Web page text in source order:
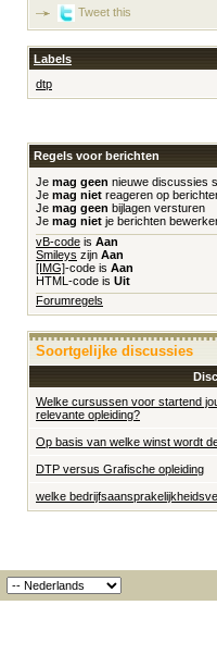
Tweet this
Labels
dtp
Regels voor berichten
Je mag geen nieuwe discussies
Je mag niet reageren op
Je mag geen bijlagen versturen
Je mag niet je berichten
vB-code is Aan
Smileys zijn Aan
[IMG]-code is Aan
HTML-code is Uit
Forumregels
Soortgelijke discussies
Welke cursussen voor startend
relevante opleiding?
Op basis van welke winst wordt
DTP versus Grafische opleiding
welke